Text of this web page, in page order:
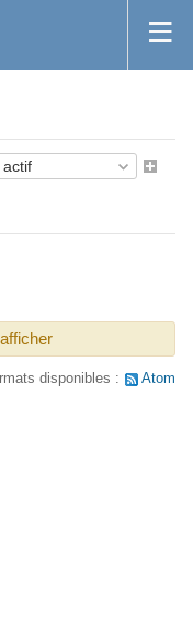
disponibles : Atom